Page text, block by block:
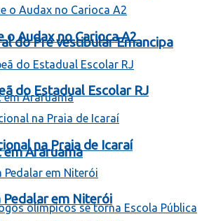
do Pré vestibular Emancipa
em Araruama
o Audax no Carioca A2
do Estadual Escolar RJ
na Praia de Icaraí
em Niterói